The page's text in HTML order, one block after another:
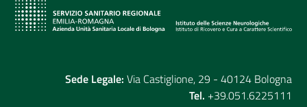
Sede Legale: Via Castiglione, 29 - 40124 Bologna
Tel. +39.051.6225111